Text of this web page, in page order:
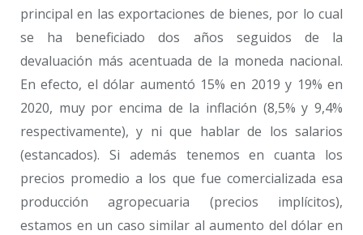
principal en las exportaciones de bienes, por lo cual
se ha beneficiado dos años seguidos de la
devaluación más acentuada de la moneda nacional.
En efecto, el dólar aumentó 15% en 2019 y 19% en
2020, muy por encima de la inflación (8,5% y 9,4%
respectivamente), y ni que hablar de los salarios
(estancados). Si además tenemos en cuanta los
precios promedio a los que fue comercializada esa
producción agropecuaria (precios implícitos),
estamos en un caso similar al aumento del dólar en